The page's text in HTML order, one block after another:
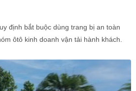
định bắt buộc dùng trang bị an toàn
ôtô kinh doanh vận tải hành khách.